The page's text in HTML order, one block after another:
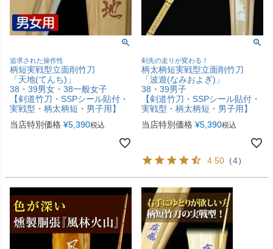
追求された操作性
柄短実戦型立面削竹刀
「天地(てんち)」
38・39男女・38一般女子
【剣道竹刀・SSPシール貼付・
実戦型・柄太柄短・男子用】
当店特別価格 ¥5,390税込
剣先の走りが変わる！
柄太柄短実戦型立面削竹刀
「波遊(なみおよぎ)」
38・39男子
【剣道竹刀・SSPシール貼付・
実戦型・柄太柄短・男子用】
当店特別価格 ¥5,390税込
4.50 （4）